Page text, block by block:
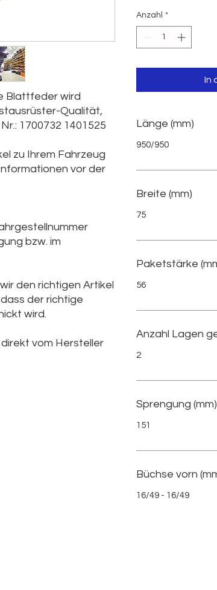
Blattfeder wird
Qualität,
1700732 1401525
zu Ihrem Fahrzeug
vor der
bzw. im
den richtigen Artikel
der richtige
wird.
vom Hersteller
Anzahl *
In
Länge (mm)
950/950
Breite (mm)
75
Paketstärke
56
Anzahl Lagen
2
Sprengung (mm)
151
Büchse vorn
16/49 - 16/49